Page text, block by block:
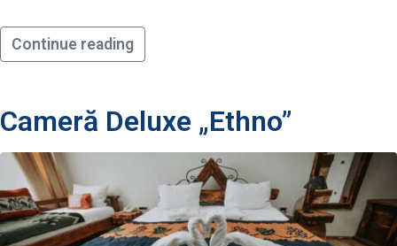
Continue reading
Cameră Deluxe „Ethno”